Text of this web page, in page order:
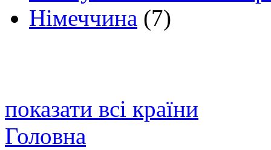
Німеччина (7)
показати всі країни
Головна